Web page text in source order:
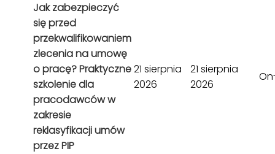
Jak zabezpieczyć
się przed
przekwalifikowaniem
zlecenia na umowę
o pracę? Praktyczne
szkolenie dla
pracodawców w
zakresie
reklasyfikacji umów
przez PIP
21 sierpnia
2026
21 sierpnia
2026